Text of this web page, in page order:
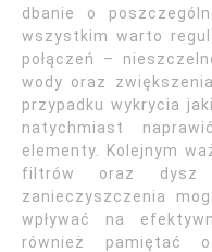
dbanie o
wszystkim warto
połączeń –
wody oraz
przypadku wykrycia
natychmiast
elementy. Kolejnym
filtrów oraz dysz
zanieczyszczenia
wpływać na
również pamiętać o